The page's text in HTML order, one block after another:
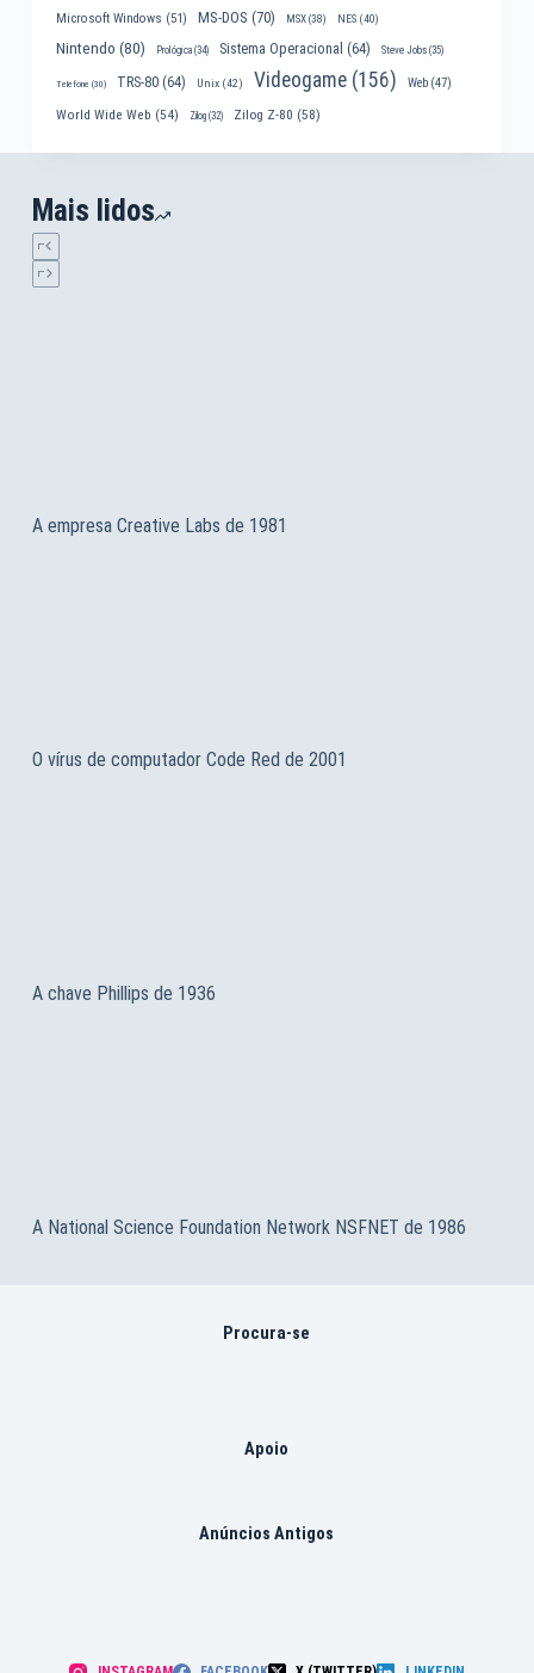
Microsoft Windows (51) MS-DOS (70) MSX(38) NES(40)
Nintendo (80) Prológica(34) Sistema Operacional (64) Steve Jobs(35)
Telefone (30) TRS-80(64) Unix(42) Videogame(156) Web(47)
World Wide Web (54) Zilog(32) Zilog Z-80 (58)
Mais lidos
A empresa Creative Labs de 1981
O vírus de computador Code Red de 2001
A chave Phillips de 1936
A National Science Foundation Network NSFNET de 1986
Procura-se
Apoio
Anúncios Antigos